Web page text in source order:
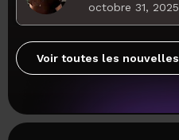
octobre 31, 2025
Voir toutes les nouvelles